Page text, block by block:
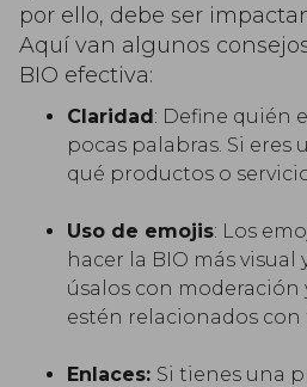
por ello, debe ser
Aquí van algunos
BIO efectiva:
Claridad: Define quién
pocas palabras. Si eres
qué productos o
Uso de emojis: Los
hacer la BIO más visual
úsalos con moderación
estén relacionados con
Enlaces: Si tienes una